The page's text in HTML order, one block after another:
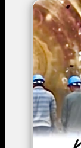
Image